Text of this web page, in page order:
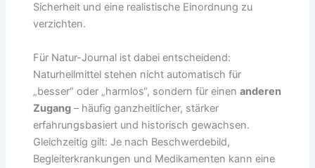
Sicherheit und eine realistische Einordnung zu
verzichten.
Für Natur-Journal ist dabei entscheidend:
Naturheilmittel stehen nicht automatisch für
„besser“ oder „harmlos“, sondern für einenanderen
Zugang – häufig ganzheitlicher, stärker
erfahrungsbasiert und historisch gewachsen.
Gleichzeitig gilt: Je nach Beschwerdebild,
Begleiterkrankungen und Medikamenten kann eine